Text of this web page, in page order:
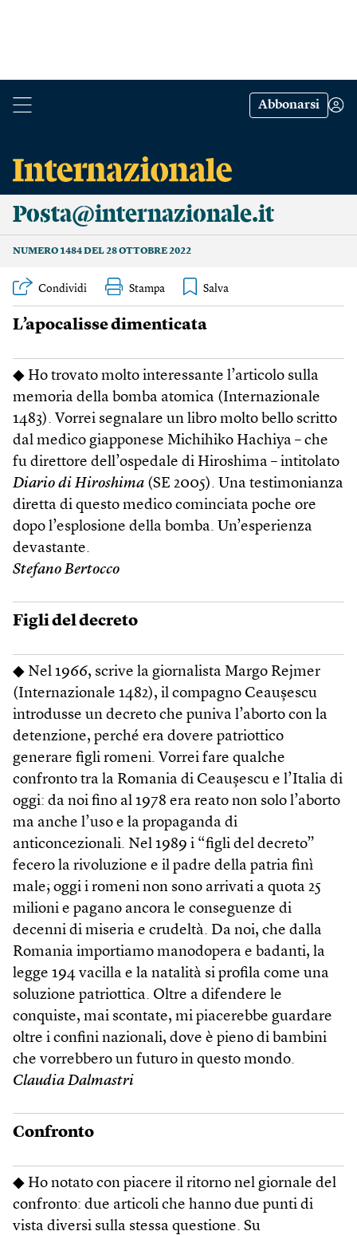
Abbonarsi
Posta@internazionale.it
NUMERO 1484 DEL 28 OTTOBRE 2022
Condividi Stampa
L’apocalisse dimenticata
◆ Ho trovato molto interessante l’articolo sulla
memoria della bomba atomica (Internazionale
1483). Vorrei segnalare un libro molto bello scritto
dal medico giapponese Michihiko Hachiya – che
fu direttore dell’ospedale di Hiroshima – intitolato
Diario di Hiroshima (SE 2005). Una testimonianza
diretta di questo medico cominciata poche ore
dopo l’esplosione della bomba. Un’esperienza
devastante.
Stefano Bertocco
Figli del decreto
◆ Nel 1966, scrive la giornalista Margo Rejmer
(Internazionale 1482), il compagno Ceaușescu
introdusse un decreto che puniva l’aborto con la
detenzione, perché era dovere patriottico
generare figli romeni. Vorrei fare qualche
confronto tra la Romania di Ceaușescu e l’Italia di
oggi: da noi fino al 1978 era reato non solo l’aborto
ma anche l’uso e la propaganda di
anticoncezionali. Nel 1989 i “figli del decreto”
fecero la rivoluzione e il padre della patria finì
male; oggi i romeni non sono arrivati a quota 25
milioni e pagano ancora le conseguenze di
decenni di miseria e crudeltà. Da noi, che dalla
Romania importiamo manodopera e badanti, la
legge 194 vacilla e la natalità si profila come una
soluzione patriottica. Oltre a difendere le
conquiste, mai scontate, mi piacerebbe guardare
oltre i confini nazionali, dove è pieno di bambini
che vorrebbero un futuro in questo mondo.
Claudia Dalmastri
Confronto
◆ Ho notato con piacere il ritorno nel giornale del
confronto: due articoli che hanno due punti di
vista diversi sulla stessa questione. Su